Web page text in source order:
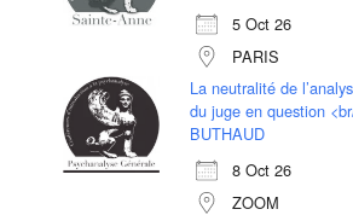
5 Oct 26
PARIS
La neutralité de
du juge en question
BUTHAUD
8 Oct 26
ZOOM